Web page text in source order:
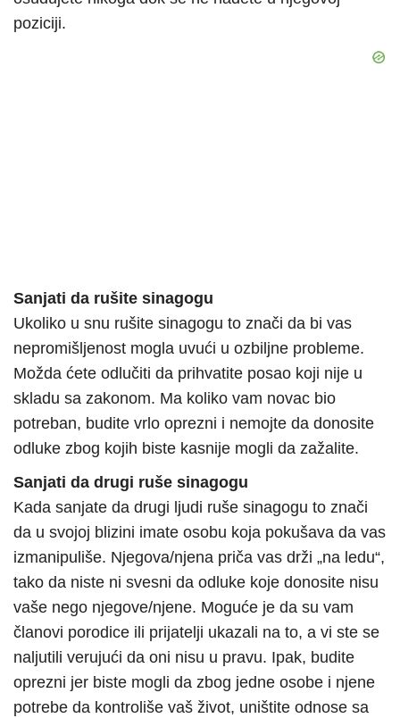
poziciji.
Sanjati da rušite sinagogu
Ukoliko u snu rušite sinagogu to znači da bi vas
nepromišljenost mogla uvući u ozbiljne probleme.
Možda ćete odlučiti da prihvatite posao koji nije u
skladu sa zakonom. Ma koliko vam novac bio
potreban, budite vrlo oprezni i nemojte da donosite
odluke zbog kojih biste kasnije mogli da zažalite.
Sanjati da drugi ruše sinagogu
Kada sanjate da drugi ljudi ruše sinagogu to znači
da u svojoj blizini imate osobu koja pokušava da vas
izmanipuliše. Njegova/njena priča vas drži „na ledu“,
tako da niste ni svesni da odluke koje donosite nisu
vaše nego njegove/njene. Moguće je da su vam
članovi porodice ili prijatelji ukazali na to, a vi ste se
naljutili verujući da oni nisu u pravu. Ipak, budite
oprezni jer biste mogli da zbog jedne osobe i njene
potrebe da kontroliše vaš život, uništite odnose sa